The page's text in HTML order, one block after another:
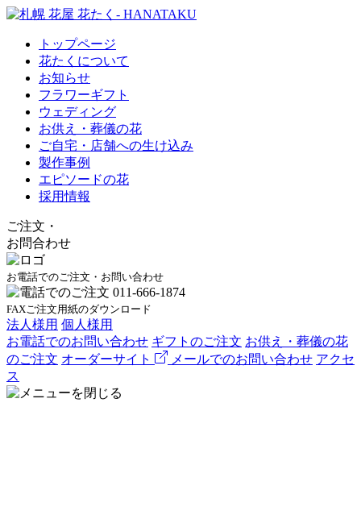
トップページ
花たくについて
お知らせ
フラワーギフト
ウェディング
お供え・葬儀の花
ご自宅・店舗への生け込み
製作事例
エピソードの花
採用情報
ご注文 ・
お問合わせ
お電話でのご注文・お問い合わせ
FAXご注文用紙のダウンロード
法人様用 個人様用
お電話でのお問い合わせ ギフトのご注文 お供え・葬儀の花
のご注文 オーダーサイト メールでのお問い合わせ アクセ
ス